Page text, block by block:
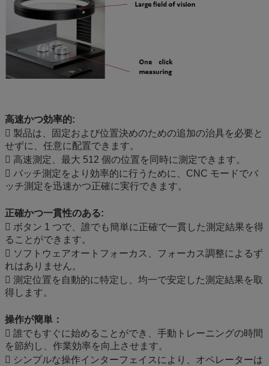
高速かつ効率的:
 製品は、固定および位置決めのための追加の治具を必要と
せずに、任意に配置できます。
 高速測定、最大 512 個の位置を同時に測定できます。
 バッチ測定をより効率的に行うために、CNC モードでバ
ッチ測定を迅速かつ正確に実行できます。
正確かつ一貫性のある:
 ボタン 1 つで、誰でも簡単に正確で一貫した測定結果を得
ることができます。
 ソフトウェアオートフォーカス、フォーカス調整によるず
れはありません。
 測定位置を自動的に特定し、均一で安定した測定結果を取
得します。
操作が簡単：
 誰でもすぐに始めることができ、手動トレーニングの時間
を節約し、作業効率を向上させます。
 シンプルな操作インターフェイスにより、オペレーターは